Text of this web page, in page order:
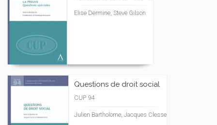
Elise Dermine, Steve Gilson
Questions de droit social
CUP 94
Julien Bartholome, Jacques Clesse